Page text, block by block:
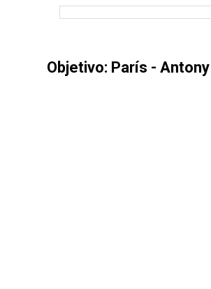
Objetivo: París -